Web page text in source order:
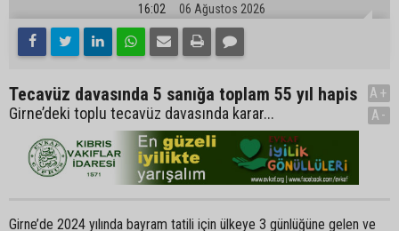
16:02 06 Ağustos 2026
Tecavüz davasında 5 sanığa toplam 55 yıl hapis
Girne’deki toplu tecavüz davasında karar...
A+
A-
Girne’de 2024 yılında bayram tatili için ülkeye 3 günlüğüne gelen ve